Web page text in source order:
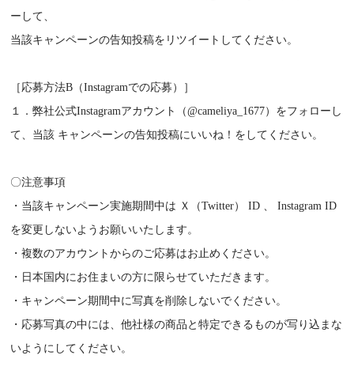
ーして、
当該キャンペーンの告知投稿をリツイートしてください。
［応募方法B（Instagramでの応募）］
１．弊社公式Instagramアカウント（@cameliya_1677）をフォローし
て、当該 キャンペーンの告知投稿にいいね！をしてください。
〇注意事項
・当該キャンペーン実施期間中は Ｘ（Twitter） ID 、 Instagram ID
を変更しないようお願いいたします。
・複数のアカウントからのご応募はお止めください。
・日本国内にお住まいの方に限らせていただきます。
・キャンペーン期間中に写真を削除しないでください。
・応募写真の中には、他社様の商品と特定できるものが写り込まな
いようにしてください。